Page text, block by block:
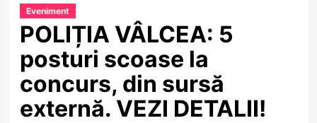
Eveniment
POLIȚIA VÂLCEA: 5
posturi scoase la
concurs, din sursă
externă. VEZI DETALII!